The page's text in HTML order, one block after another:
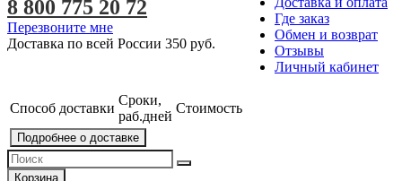
Где заказ
Обмен и возврат
Отзывы
Личный кабинет
8 800 775 20 72
Перезвоните мне
Доставка по всей России 350 руб.
Способ доставки
Сроки,
раб.дней
Стоимость
Подробнее о доставке
Корзина